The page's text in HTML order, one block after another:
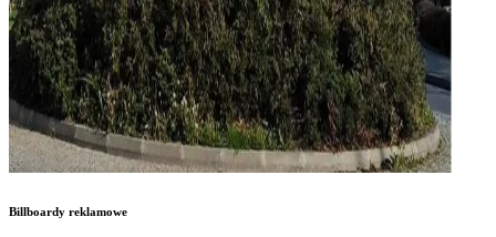
Billboardy reklamowe